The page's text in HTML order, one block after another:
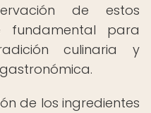
de estos
fundamental para
culinaria y
de los ingredientes